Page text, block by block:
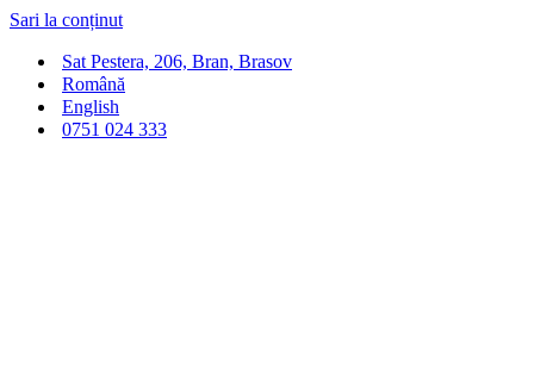
Sari la conținut
Sat Pestera, 206, Bran, Brasov
Română
English
0751 024 333